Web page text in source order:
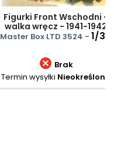
Figurki Front Wschodni -
walka wręcz - 1941-1942
Master Box LTD 3524 - 1/35
 Brak
Termin wysyłki Nieokreślony